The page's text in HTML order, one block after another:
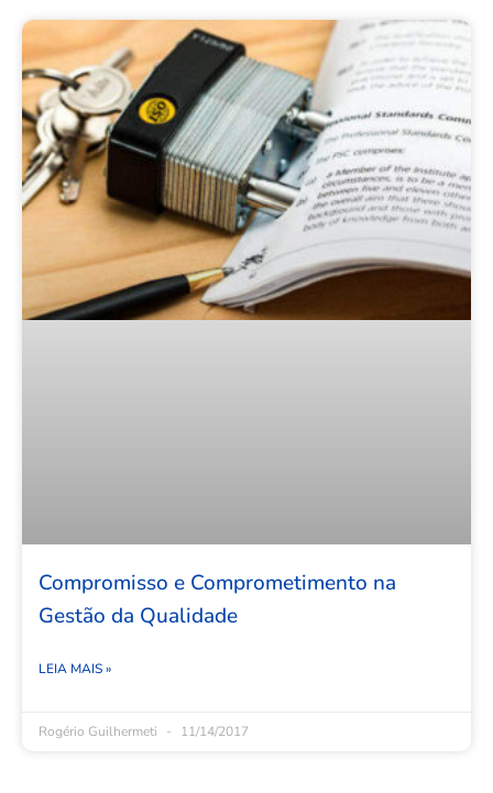
Compromisso e Comprometimento na
Gestão da Qualidade
LEIA MAIS »
Rogério Guilhermeti 11/14/2017